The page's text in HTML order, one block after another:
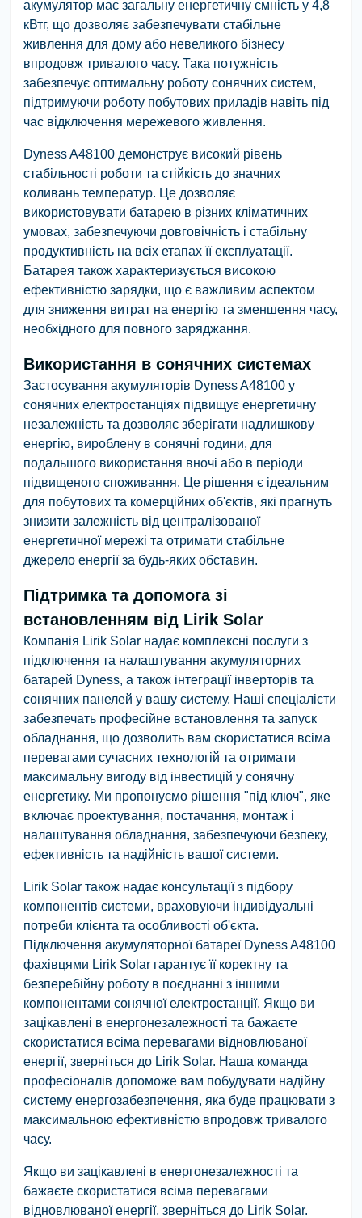
акумулятор має загальну енергетичну ємність у 4,8
кВтг, що дозволяє забезпечувати стабільне
живлення для дому або невеликого бізнесу
впродовж тривалого часу. Така потужність
забезпечує оптимальну роботу сонячних систем,
підтримуючи роботу побутових приладів навіть під
час відключення мережевого живлення.
Dyness A48100 демонструє високий рівень
стабільності роботи та стійкість до значних
коливань температур. Це дозволяє
використовувати батарею в різних кліматичних
умовах, забезпечуючи довговічність і стабільну
продуктивність на всіх етапах її експлуатації.
Батарея також характеризується високою
ефективністю зарядки, що є важливим аспектом
для зниження витрат на енергію та зменшення часу,
необхідного для повного заряджання.
Використання в сонячних системах
Застосування акумуляторів Dyness A48100 у
сонячних електростанціях підвищує енергетичну
незалежність та дозволяє зберігати надлишкову
енергію, вироблену в сонячні години, для
подальшого використання вночі або в періоди
підвищеного споживання. Це рішення є ідеальним
для побутових та комерційних об'єктів, які прагнуть
знизити залежність від централізованої
енергетичної мережі та отримати стабільне
джерело енергії за будь-яких обставин.
Підтримка та допомога зі
встановленням від Lirik Solar
Компанія Lirik Solar надає комплексні послуги з
підключення та налаштування акумуляторних
батарей Dyness, а також інтеграції інверторів та
сонячних панелей у вашу систему. Наші спеціалісти
забезпечать професійне встановлення та запуск
обладнання, що дозволить вам скористатися всіма
перевагами сучасних технологій та отримати
максимальну вигоду від інвестицій у сонячну
енергетику. Ми пропонуємо рішення "під ключ", яке
включає проектування, постачання, монтаж і
налаштування обладнання, забезпечуючи безпеку,
ефективність та надійність вашої системи.
Lirik Solar також надає консультації з підбору
компонентів системи, враховуючи індивідуальні
потреби клієнта та особливості об'єкта.
Підключення акумуляторної батареї Dyness A48100
фахівцями Lirik Solar гарантує її коректну та
безперебійну роботу в поєднанні з іншими
компонентами сонячної електростанції. Якщо ви
зацікавлені в енергонезалежності та бажаєте
скористатися всіма перевагами відновлюваної
енергії, зверніться до Lirik Solar. Наша команда
професіоналів допоможе вам побудувати надійну
систему енергозабезпечення, яка буде працювати з
максимальною ефективністю впродовж тривалого
часу.
Якщо ви зацікавлені в енергонезалежності та
бажаєте скористатися всіма перевагами
відновлюваної енергії, зверніться до Lirik Solar.